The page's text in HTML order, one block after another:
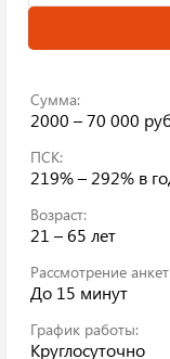
Сумма:
2000 – 70 000
ПСК:
219% – 292% в
Возраст:
21 – 65 лет
Рассмотрение
До 15 минут
График работы:
Круглосуточно